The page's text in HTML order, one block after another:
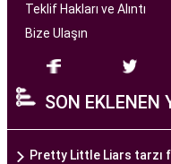
başarılı tüp bebek
bir ekip tarafından
alan tıp
tedavi planları
dikkate alır. Ayrıca,
Teklif Hakları ve Alıntı
Bize Ulaşın
SON EKLENEN
Pretty Little Liars tarzı